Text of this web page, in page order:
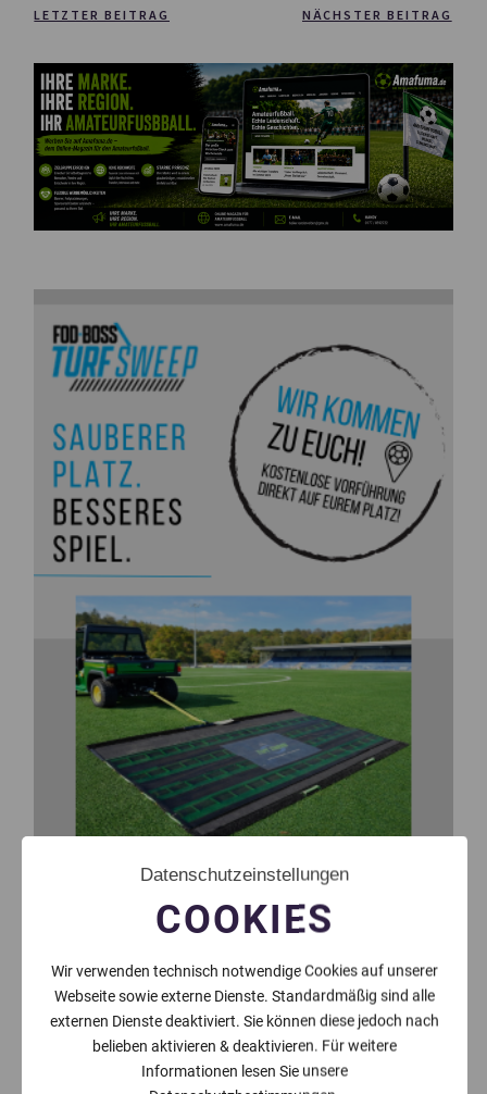
LETZTER BEITRAG NÄCHSTER BEITRAG
Datenschutzeinstellungen
COOKIES
Wir verwenden technisch notwendige Cookies auf unserer
Webseite sowie externe Dienste. Standardmäßig sind alle
externen Dienste deaktiviert. Sie können diese jedoch nach
belieben aktivieren & deaktivieren. Für weitere
Informationen lesen Sie unsere